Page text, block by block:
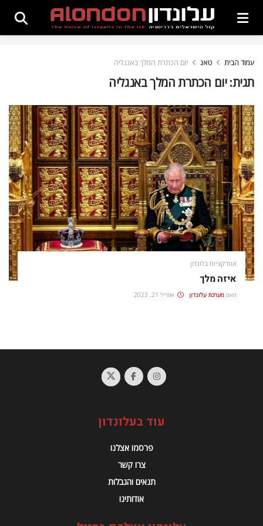
עמוד הבית טאג יום הכתרת המלך באנגליה
תגית:יום הכתרת המלך באנגליה
אטרקציות בלונדון
איזה מלך
מאת מערכת עלונדון אפריל 21, 2023
עוד בעלונדון
פרסמו אצלנו
צרו קשר
תנאים והגבלות
אודותינו